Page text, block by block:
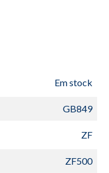
Em stock
GB849
ZF
ZF500